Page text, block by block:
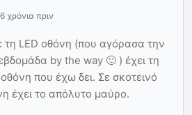
χρόνια πριν
τη LED οθόνη (που αγόρασα την
by the way 🙂 ) έχει τη
που έχω δει. Σε σκοτεινό
έχει το απόλυτο μαύρο.